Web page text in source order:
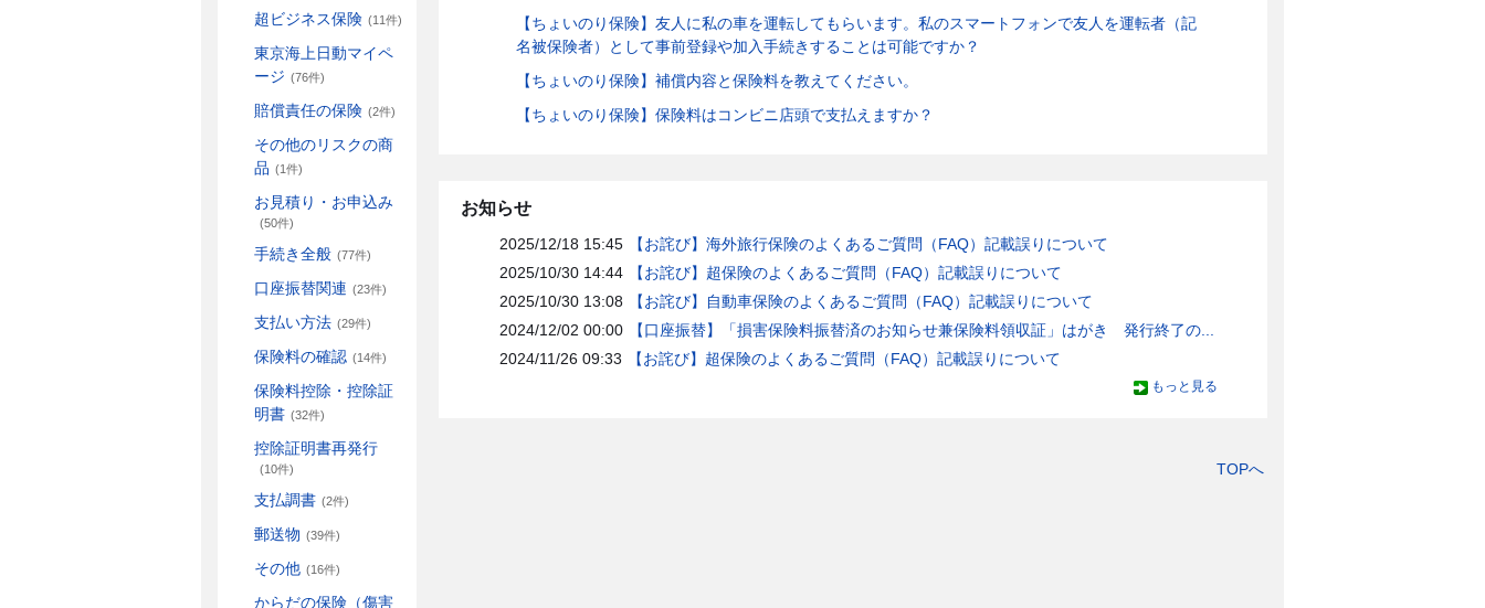
超ビジネス保険 (11件)
東京海上日動マイペ
ージ (76件)
賠償責任の保険 (2件)
その他のリスクの商
品 (1件)
お見積り・お申込み
(50件)
手続き全般 (77件)
口座振替関連 (23件)
支払い方法 (29件)
保険料の確認 (14件)
保険料控除・控除証
明書 (32件)
控除証明書再発行
(10件)
支払調書 (2件)
郵送物 (39件)
その他 (16件)
からだの保険（傷害
【ちょいのり保険】友人に私の車を運転してもらいます。私のスマートフォンで友人を運転者（記
名被保険者）として事前登録や加入手続きすることは可能ですか？
【ちょいのり保険】補償内容と保険料を教えてください。
【ちょいのり保険】保険料はコンビニ店頭で支払えますか？
お知らせ
2025/12/18 15:45
【お詫び】海外旅行保険のよくあるご質問（FAQ）記載誤りについて
2025/10/30 14:44
【お詫び】超保険のよくあるご質問（FAQ）記載誤りについて
2025/10/30 13:08
【お詫び】自動車保険のよくあるご質問（FAQ）記載誤りについて
2024/12/02 00:00
【口座振替】「損害保険料振替済のお知らせ兼保険料領収証」はがき 発行終了の...
2024/11/26 09:33
【お詫び】超保険のよくあるご質問（FAQ）記載誤りについて
もっと見る
TOPへ